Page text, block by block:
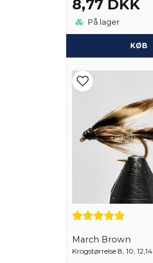
8,77 DKK
På lager
KØB
March Brown
Krogstørrelse 8, 10, 12,14